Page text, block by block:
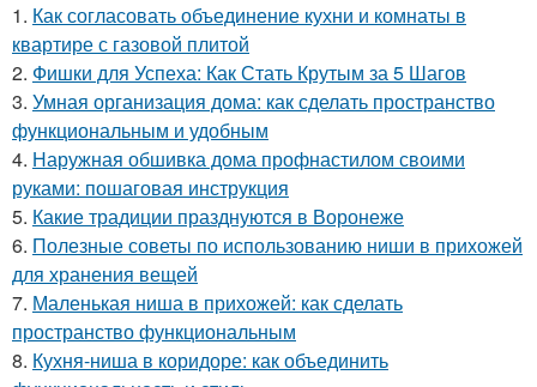
1. Как согласовать объединение кухни и комнаты в
квартире с газовой плитой
2. Фишки для Успеха: Как Стать Крутым за 5 Шагов
3. Умная организация дома: как сделать пространство
функциональным и удобным
4. Наружная обшивка дома профнастилом своими
руками: пошаговая инструкция
5. Какие традиции празднуются в Воронеже
6. Полезные советы по использованию ниши в прихожей
для хранения вещей
7. Маленькая ниша в прихожей: как сделать
пространство функциональным
8. Кухня-ниша в коридоре: как объединить